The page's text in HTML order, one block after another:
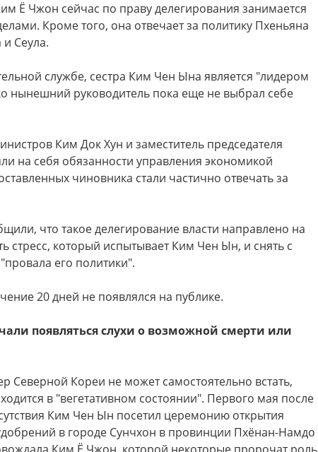
Ё Чжон сейчас по праву делегирования занимается
Кроме того, она отвечает за политику Пхеньяна
Сеула.
службе, сестра Ким Чен Ына является "лидером
нынешний руководитель пока еще не выбрал себе
Ким Док Хун и заместитель председателя
на себя обязанности управления экономикой
чиновника стали частично отвечать за
что такое делегирование власти направлено на
стресс, который испытывает Ким Чен Ын, и снять с
его политики".
20 дней не появлялся на публике.
появляться слухи о возможной смерти или
Северной Кореи не может самостоятельно встать,
в "вегетативном состоянии". Первого мая после
Ким Чен Ын посетил церемонию открытия
в городе Сунчхон в провинции Пхёнан-Намдо